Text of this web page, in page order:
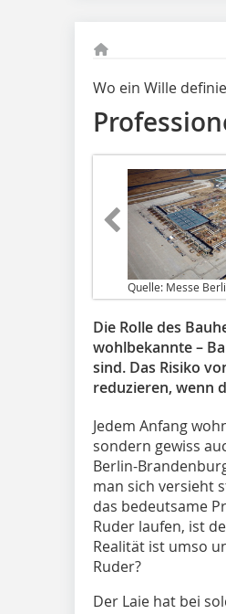
Wo ein Wille
Quelle: Messe
Die Rolle des
wohlbekannte –
sind. Das Risiko
reduzieren, wenn
Jedem Anfang
sondern gewiss
Berlin-
man sich versieht
das bedeutsame
Ruder laufen, ist
Realität ist umso
Ruder?
Der Laie hat bei